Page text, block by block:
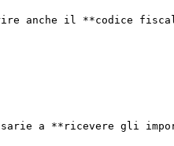
anche il **codice
a **ricevere gli